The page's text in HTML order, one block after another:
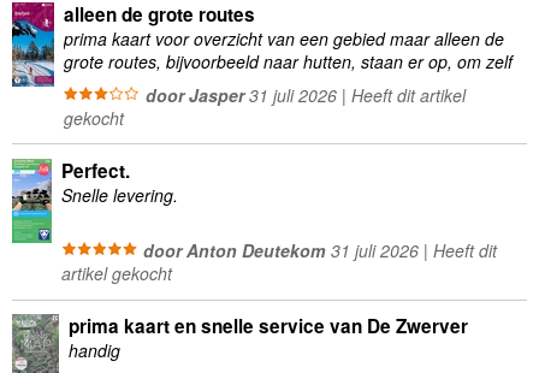
alleen de grote routes
prima kaart voor overzicht van een gebied maar alleen de
grote routes, bijvoorbeeld naar hutten, staan er op, om zelf
wandelingen te plannen minder geschikt
door Jasper31 juli 2026 | Heeft dit artikel
gekocht
Perfect.
Snelle levering.
door Anton Deutekom31 juli 2026 | Heeft dit
artikel gekocht
prima kaart en snelle service van De Zwerver
handig